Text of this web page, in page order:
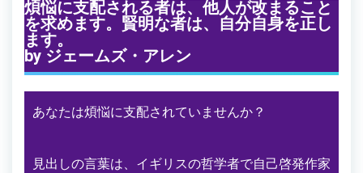
煩悩に支配される者は、他人が改まること
を求めます。賢明な者は、自分自身を正し
ます。
by ジェームズ・アレン
あなたは煩悩に支配されていませんか？
見出しの言葉は、イギリスの哲学者で自己啓発作家